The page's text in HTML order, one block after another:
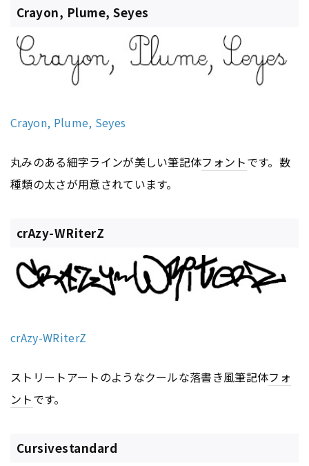
Crayon, Plume, Seyes
Crayon, Plume, Seyes
丸みのある細字ラインが美しい筆記体フォントです。数
種類の太さが用意されています。
crAzy-WRiterZ
crAzy-WRiterZ
ストリートアートのようなクールな落書き風筆記体フォ
ントです。
Cursivestandard